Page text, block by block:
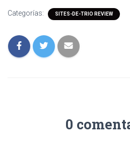
Categorías: SITES-DE-TRIO REVIEW
0